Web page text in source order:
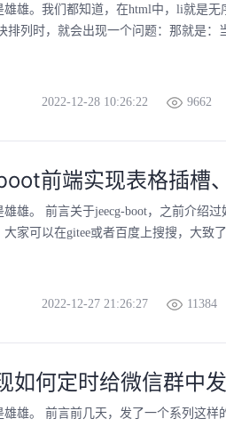
雄雄。我们都知道，在html中，li就是
排列时，就会出现一个问题：那就是
2022-12-28 10:26:22 9662
前端实现表格插槽
雄雄。 前言关于jeecg-boot，之前介绍
大家可以在gitee或者百度上搜搜，大致
2022-12-27 21:26:27 11384
如何定时给微信群中
雄雄。 前言前几天，发了一个系列这